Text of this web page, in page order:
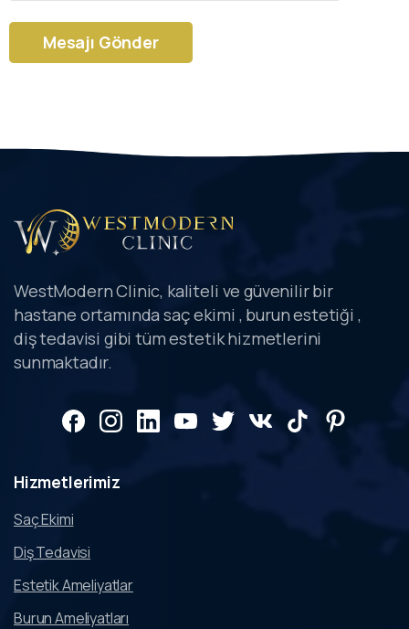
WestModern Clinic, kaliteli ve güvenilir bir
hastane ortamında saç ekimi , burun estetiği ,
diş tedavisi gibi tüm estetik hizmetlerini
sunmaktadır.
Hizmetlerimiz
Saç Ekimi
Diş Tedavisi
Estetik Ameliyatlar
Burun Ameliyatları